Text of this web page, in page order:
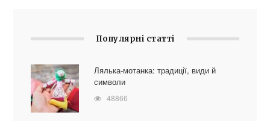
Популярні статті
Лялька-мотанка: традиції, види й
символи
48866